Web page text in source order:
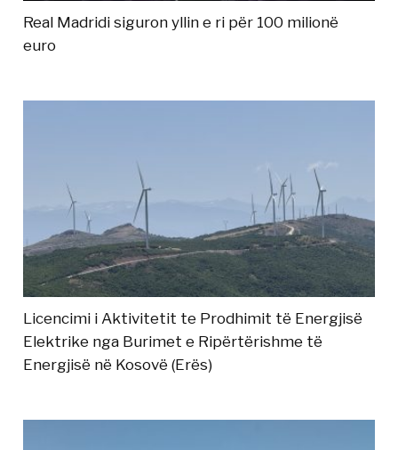
Real Madridi siguron yllin e ri për 100 milionë
euro
Licencimi i Aktivitetit te Prodhimit të Energjisë
Elektrike nga Burimet e Ripërtërishme të
Energjisë në Kosovë (Erës)